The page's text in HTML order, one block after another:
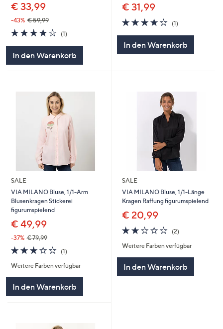
€ 33,99
-43% € 59,99
4.0
von
(1)1
In den Warenkorb
€ 31,99
4.0
von
(1)1
In den Warenkorb
SALE
VIA MILANO Bluse, 1/1-Arm
Blusenkragen Stickerei
figurumspielend
€ 49,99
-37% € 79,99
3.0
von
5
(1)
Weitere Farben verfügbar
In den Warenkorb
SALE
VIA MILANO Bluse, 1/1-Länge
Kragen Raffung figurumspielend
€ 20,99
2.0
von
5
(2)2
Weitere Farben verfügbar
In den Warenkorb